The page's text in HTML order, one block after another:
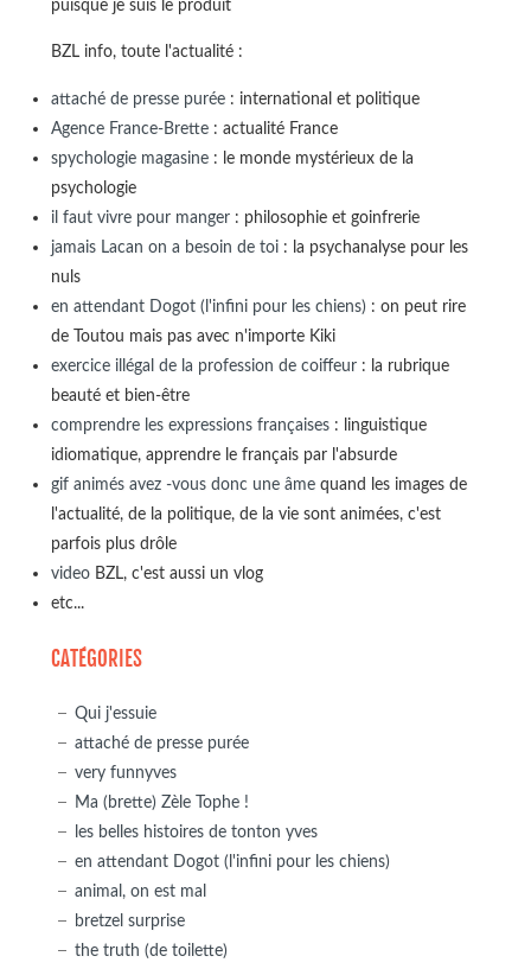
puisque je suis le produit
BZL info, toute l'actualité :
attaché de presse purée: international et politique
Agence France-Brette: actualité France
spychologie magasine: le monde mystérieux de la
psychologie
il faut vivre pour manger: philosophie et goinfrerie
jamais Lacan on a besoin de toi: la psychanalyse pour les
nuls
en attendant Dogot (l'infini pour les chiens): on peut rire
de Toutou mais pas avec n'importe Kiki
exercice illégal de la profession de coiffeur: la rubrique
beauté et bien-être
comprendre les expressions françaises: linguistique
idiomatique, apprendre le français par l'absurde
gif animés avez -vous donc une âmequand les images de
l'actualité, de la politique, de la vie sont animées, c'est
parfois plus drôle
videoBZL, c'est aussi un vlog
etc...
CATÉGORIES
Qui j'essuie
attaché de presse purée
very funnyves
Ma (brette) Zèle Tophe !
les belles histoires de tonton yves
en attendant Dogot (l'infini pour les chiens)
animal, on est mal
bretzel surprise
the truth (de toilette)